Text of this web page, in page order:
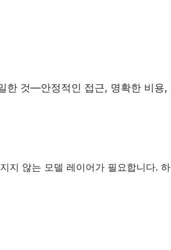
한 것—안정적인 접근, 명확한 비용,
지 않는 모델 레이어가 필요합니다. 하